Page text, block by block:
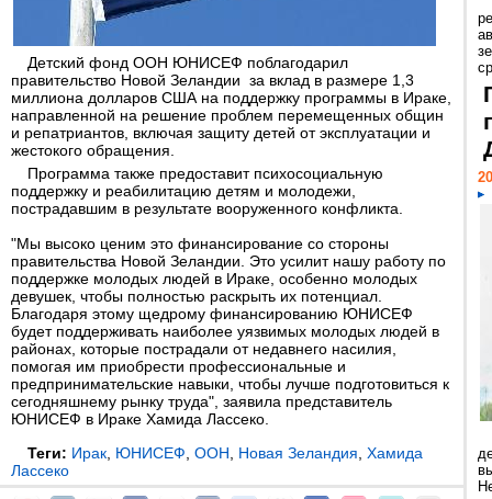
Детский фонд ООН ЮНИСЕФ поблагодарил
правительство Новой Зеландии за вклад в размере 1,3
миллиона долларов США на поддержку программы в Ираке,
направленной на решение проблем перемещенных общин
и репатриантов, включая защиту детей от эксплуатации и
жестокого обращения.
Программа также предоставит психосоциальную
поддержку и реабилитацию детям и молодежи,
пострадавшим в результате вооруженного конфликта.
"Мы высоко ценим это финансирование со стороны
правительства Новой Зеландии. Это усилит нашу работу по
поддержке молодых людей в Ираке, особенно молодых
девушек, чтобы полностью раскрыть их потенциал.
Благодаря этому щедрому финансированию ЮНИСЕФ
будет поддерживать наиболее уязвимых молодых людей в
районах, которые пострадали от недавнего насилия,
помогая им приобрести профессиональные и
предпринимательские навыки, чтобы лучше подготовиться к
сегодняшнему рынку труда", заявила представитель
ЮНИСЕФ в Ираке Хамида Лассеко.
Теги: Ирак ЮНИСЕФ ООН Новая Зеландия Хамида
Лассеко